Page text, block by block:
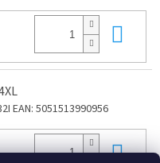
EAN: 5051513990956
Do